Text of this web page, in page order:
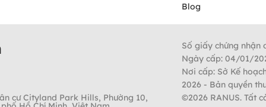
Blog
cư Cityland Park Hills, Phường 10,
Số giấy chứng nhận
Ngày cấp: 04/01/
Nơi cấp: Sở Kế
2026 - Bản quyền
©2026 RANUS. Tất